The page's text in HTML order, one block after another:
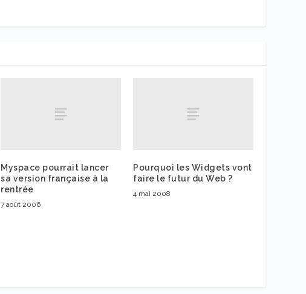
Myspace pourrait lancer
sa version française à la
rentrée
7 août 2006
Pourquoi les Widgets vont
faire le futur du Web ?
4 mai 2008